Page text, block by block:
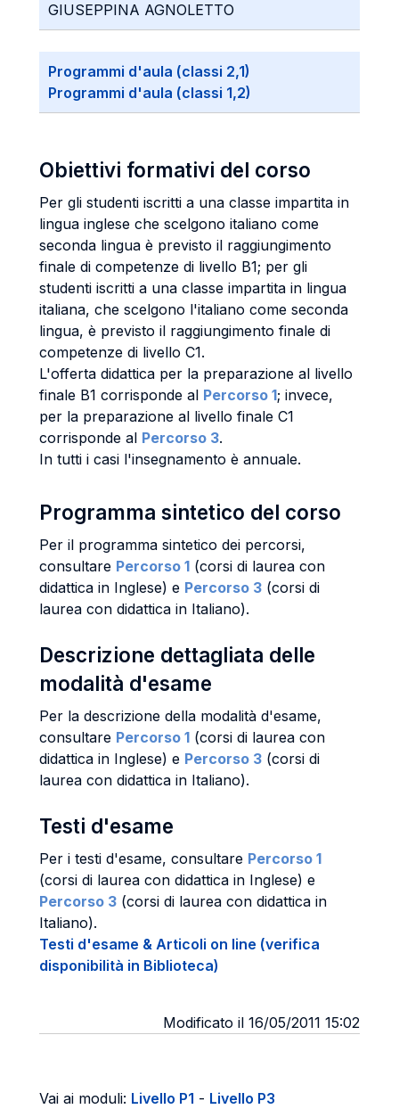
GIUSEPPINA AGNOLETTO
Programmi d'aula (classi 2,1)
Programmi d'aula (classi 1,2)
Obiettivi formativi del corso
Per gli studenti iscritti a una classe impartita in
lingua inglese che scelgono italiano come
seconda lingua è previsto il raggiungimento
finale di competenze di livello B1; per gli
studenti iscritti a una classe impartita in lingua
italiana, che scelgono l'italiano come seconda
lingua, è previsto il raggiungimento finale di
competenze di livello C1.
L'offerta didattica per la preparazione al livello
finale B1 corrisponde al Percorso 1; invece,
per la preparazione al livello finale C1
corrisponde al Percorso 3.
In tutti i casi l'insegnamento è annuale.
Programma sintetico del corso
Per il programma sintetico dei percorsi,
consultare Percorso 1 (corsi di laurea con
didattica in Inglese) e Percorso 3 (corsi di
laurea con didattica in Italiano).
Descrizione dettagliata delle
modalità d'esame
Per la descrizione della modalità d'esame,
consultare Percorso 1 (corsi di laurea con
didattica in Inglese) e Percorso 3 (corsi di
laurea con didattica in Italiano).
Testi d'esame
Per i testi d'esame, consultare Percorso 1
(corsi di laurea con didattica in Inglese) e
Percorso 3 (corsi di laurea con didattica in
Italiano).
Testi d'esame & Articoli on line (verifica
disponibilità in Biblioteca)
Modificato il 16/05/2011 15:02
Vai ai moduli: Livello P1 - Livello P3